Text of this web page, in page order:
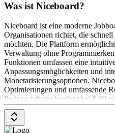
Was ist Niceboard?
Niceboard ist eine moderne
Organisationen richtet, die
möchten. Die Plattform
Verwaltung ohne
Funktionen umfassen eine
Anpassungsmöglichkeiten und
Monetarisierungsoptionen.
Optimierungen und umfassende
Preisgestaltung beginnt bei $ 99
durchschnittlichen Verkaufsrate